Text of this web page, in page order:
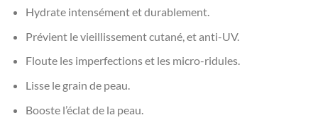
Hydrate intensément et durablement.
Prévient le vieillissement cutané, et anti-UV.
Floute les imperfections et les micro-ridules.
Lisse le grain de peau.
Booste l’éclat de la peau.